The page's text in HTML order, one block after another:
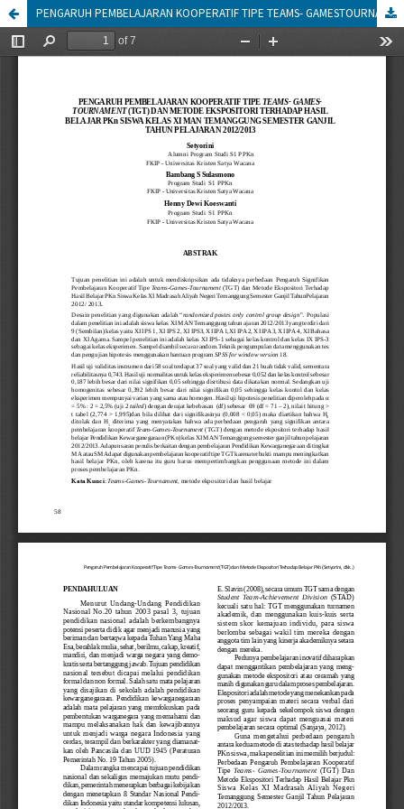
PENGARUH PEMBELAJARAN KOOPERATIF TIPE TEAMS- GAMESTOURNAMENT (TGT) DAN METODE EKSPOSITORI TERHADAP HASIL BELAJAR PKn SISWA KELAS XI MAN TEMANGGUNG SEMESTER GANJIL TAHUN PELAJARAN 2012/2013